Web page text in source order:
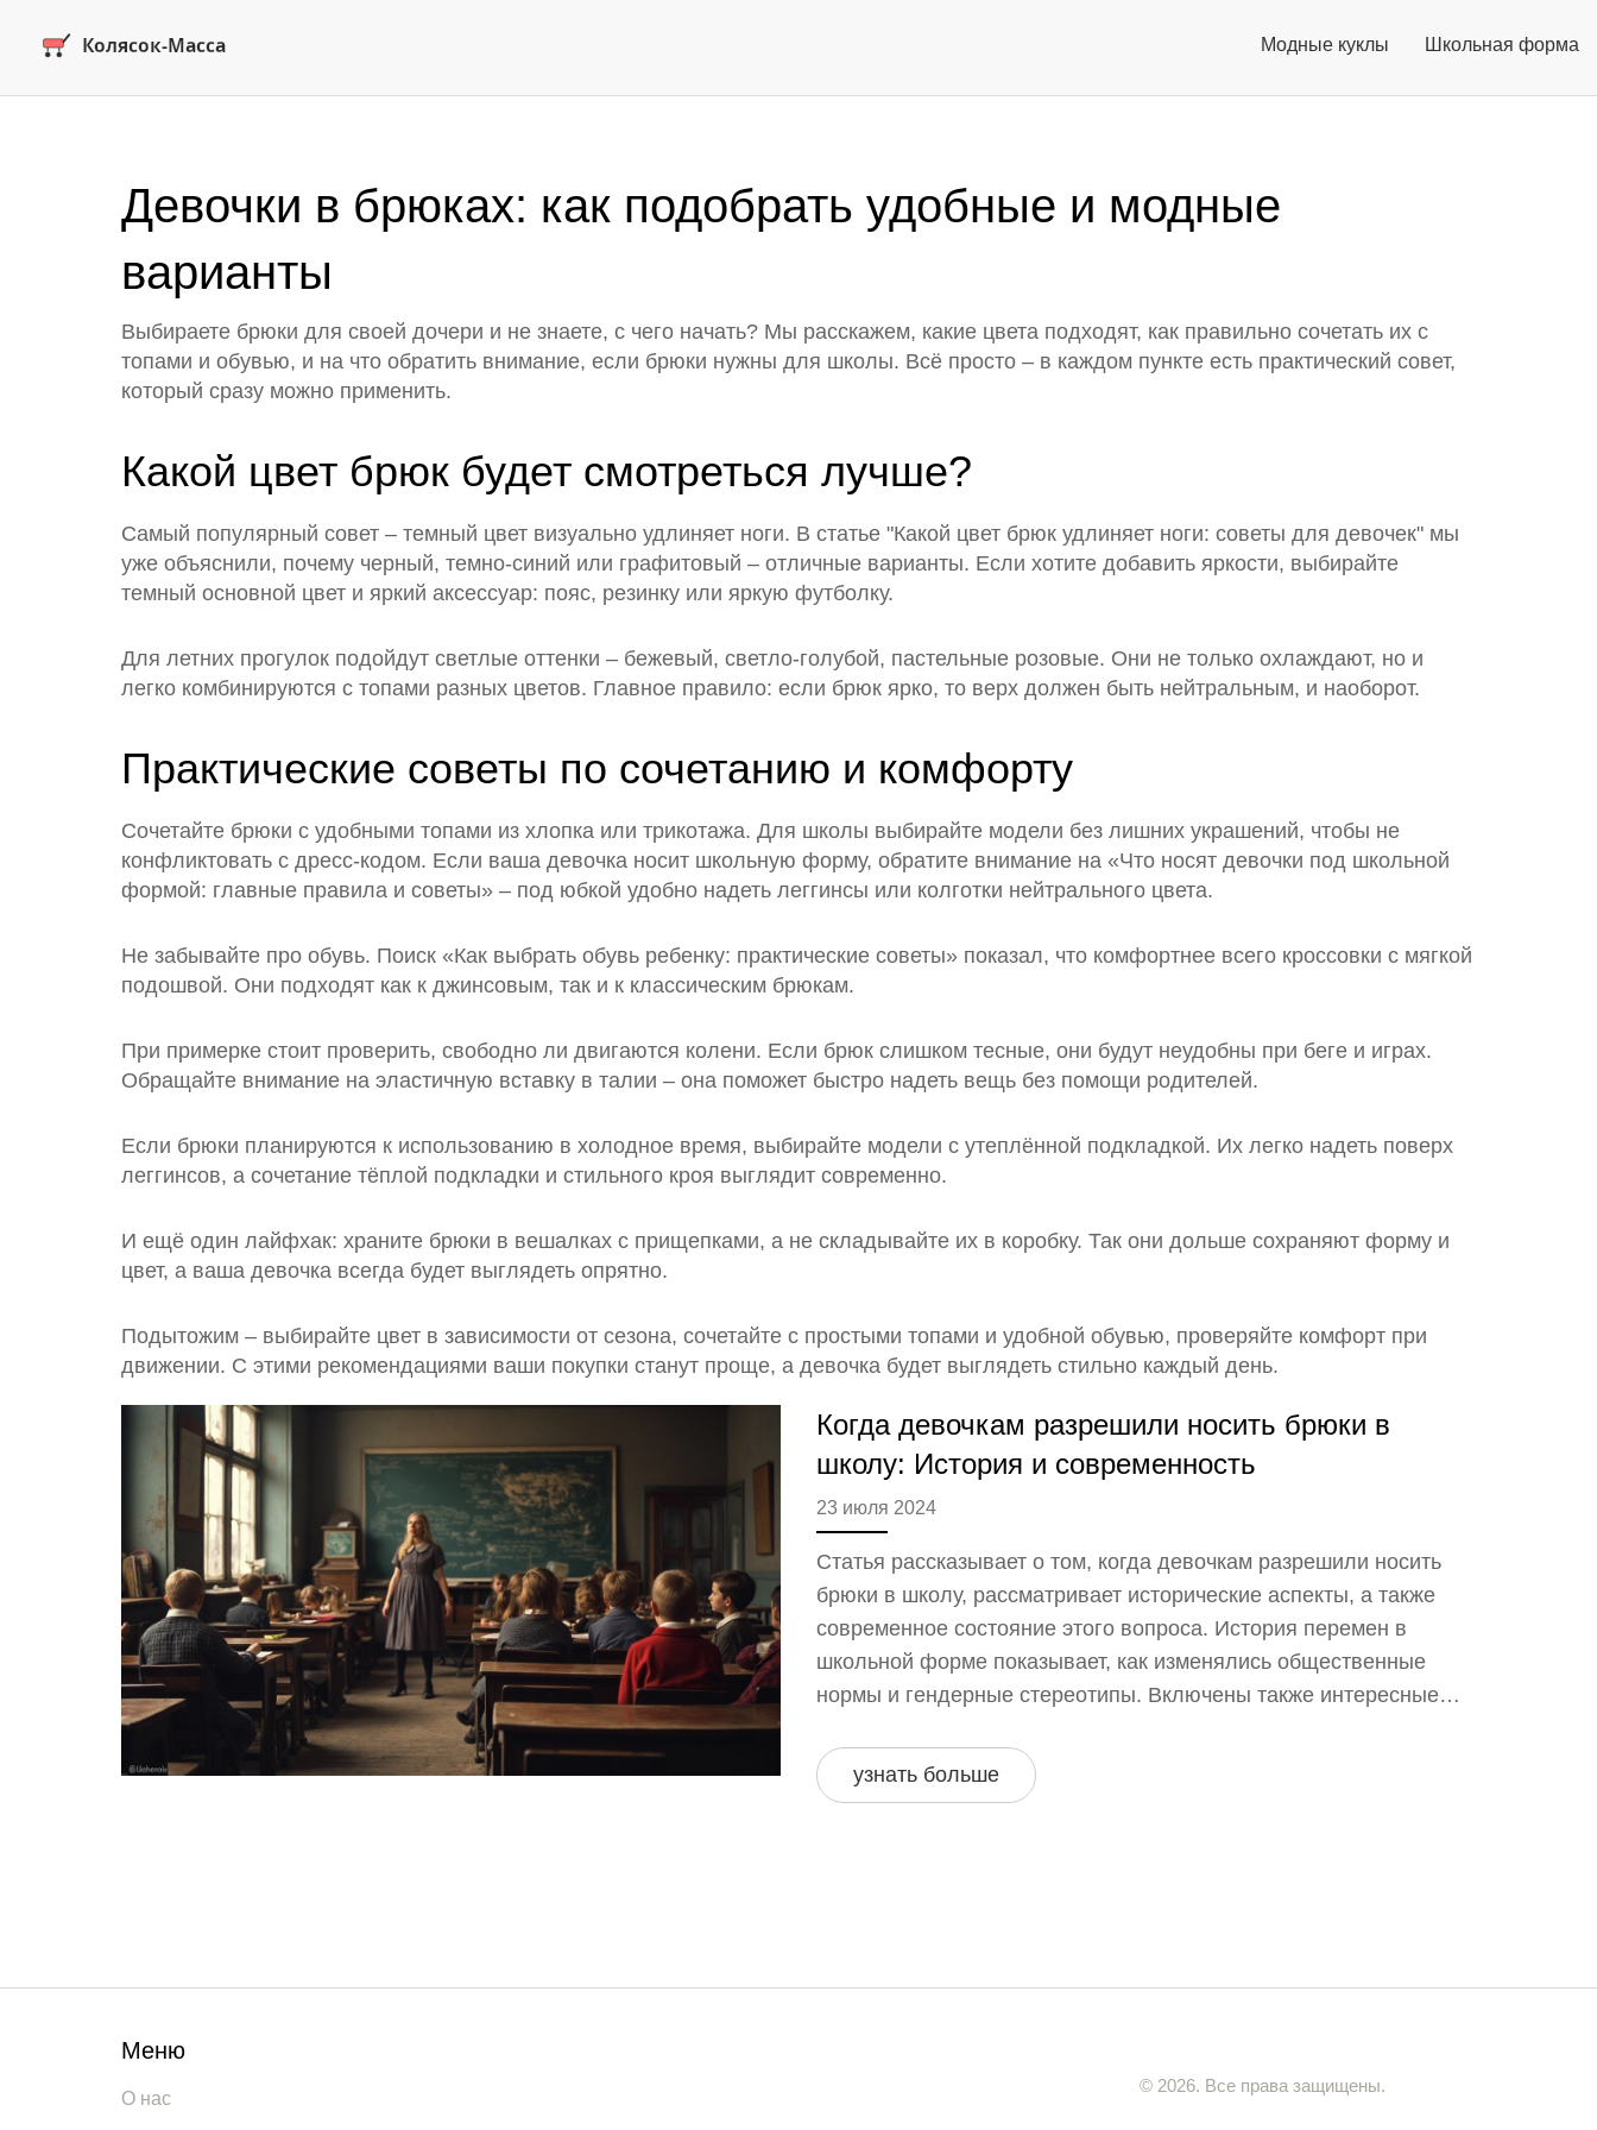
Модные куклы Школьная форма
Девочки в брюках: как подобрать удобные и модные
варианты
Выбираете брюки для своей дочери и не знаете, с чего начать? Мы расскажем, какие цвета подходят, как правильно сочетать их с
топами и обувью, и на что обратить внимание, если брюки нужны для школы. Всё просто – в каждом пункте есть практический совет,
который сразу можно применить.
Какой цвет брюк будет смотреться лучше?
Самый популярный совет – темный цвет визуально удлиняет ноги. В статье "Какой цвет брюк удлиняет ноги: советы для девочек" мы
уже объяснили, почему черный, темно-синий или графитовый – отличные варианты. Если хотите добавить яркости, выбирайте
темный основной цвет и яркий аксессуар: пояс, резинку или яркую футболку.
Для летних прогулок подойдут светлые оттенки – бежевый, светло-голубой, пастельные розовые. Они не только охлаждают, но и
легко комбинируются с топами разных цветов. Главное правило: если брюк ярко, то верх должен быть нейтральным, и наоборот.
Практические советы по сочетанию и комфорту
Сочетайте брюки с удобными топами из хлопка или трикотажа. Для школы выбирайте модели без лишних украшений, чтобы не
конфликтовать с дресс-кодом. Если ваша девочка носит школьную форму, обратите внимание на «Что носят девочки под школьной
формой: главные правила и советы» – под юбкой удобно надеть леггинсы или колготки нейтрального цвета.
Не забывайте про обувь. Поиск «Как выбрать обувь ребенку: практические советы» показал, что комфортнее всего кроссовки с мягкой
подошвой. Они подходят как к джинсовым, так и к классическим брюкам.
При примерке стоит проверить, свободно ли двигаются колени. Если брюк слишком тесные, они будут неудобны при беге и играх.
Обращайте внимание на эластичную вставку в талии – она поможет быстро надеть вещь без помощи родителей.
Если брюки планируются к использованию в холодное время, выбирайте модели с утеплённой подкладкой. Их легко надеть поверх
леггинсов, а сочетание тёплой подкладки и стильного кроя выглядит современно.
И ещё один лайфхак: храните брюки в вешалках с прищепками, а не складывайте их в коробку. Так они дольше сохраняют форму и
цвет, а ваша девочка всегда будет выглядеть опрятно.
Подытожим – выбирайте цвет в зависимости от сезона, сочетайте с простыми топами и удобной обувью, проверяйте комфорт при
движении. С этими рекомендациями ваши покупки станут проще, а девочка будет выглядеть стильно каждый день.
Когда девочкам разрешили носить брюки в
школу: История и современность
23 июля 2024
Статья рассказывает о том, когда девочкам разрешили носить
брюки в школу, рассматривает исторические аспекты, а также
современное состояние этого вопроса. История перемен в
школьной форме показывает, как изменялись общественные
нормы и гендерные стереотипы. Включены также интересные
узнать больше
Меню
О нас
© 2026. Все права защищены.